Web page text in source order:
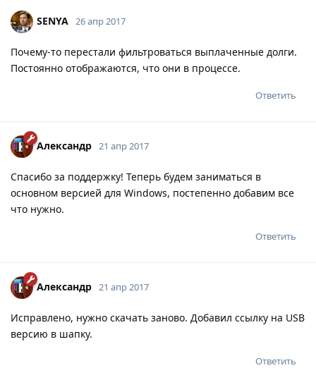
SENYA 26 апр 2017
Почему-то перестали фильтроваться выплаченные долги.
Постоянно отображаются, что они в процессе.
Ответить
Александр 21 апр 2017
Спасибо за поддержку! Теперь будем заниматься в
основном версией для Windows, постепенно добавим все
что нужно.
Ответить
Александр 21 апр 2017
Исправлено, нужно скачать заново. Добавил ссылку на USB
версию в шапку.
Ответить